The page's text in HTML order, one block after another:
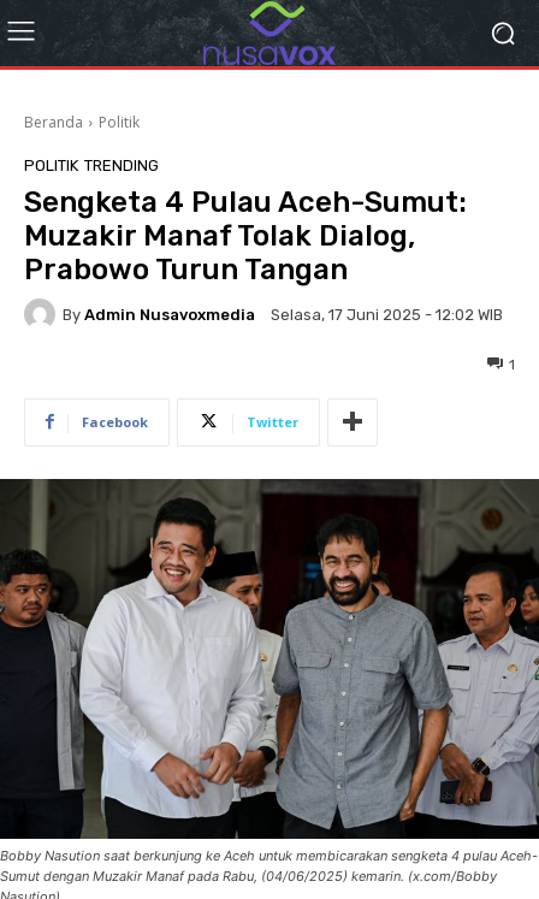
Beranda Politik
POLITIK TRENDING
Sengketa 4 Pulau Aceh-Sumut:
Muzakir Manaf Tolak Dialog,
Prabowo Turun Tangan
By Admin Nusavoxmedia Selasa, 17 Juni 2025 - 12:02 WIB
1
Facebook Twitter
Bobby Nasution saat berkunjung ke Aceh untuk membicarakan sengketa 4 pulau Aceh-
Sumut dengan Muzakir Manaf pada Rabu, (04/06/2025) kemarin. (x.com/Bobby